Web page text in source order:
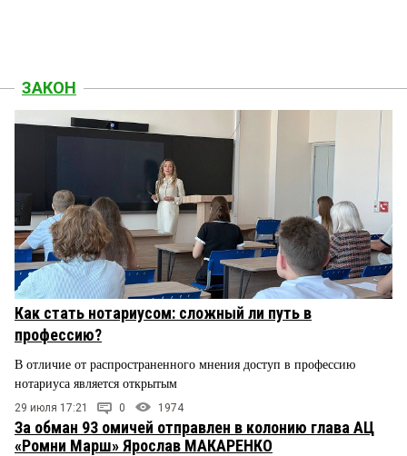
ЗАКОН
Как стать нотариусом: сложный ли путь в
профессию?
В отличие от распространенного мнения доступ в профессию
нотариуса является открытым
29 июля 17:21 0 1974
За обман 93 омичей отправлен в колонию глава АЦ
«Ромни Марш» Ярослав МАКАРЕНКО